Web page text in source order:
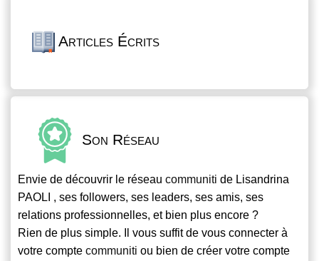
Articles Écrits
Son Réseau
Envie de découvrir le réseau communiti de Lisandrina
PAOLI , ses followers, ses leaders, ses amis, ses
relations professionnelles, et bien plus encore ?
Rien de plus simple. Il vous suffit de vous connecter à
votre compte communiti ou bien de créer votre compte